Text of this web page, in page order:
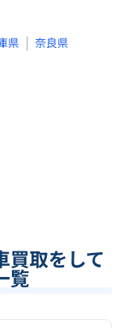
県 | 奈良県
買取をして
覧